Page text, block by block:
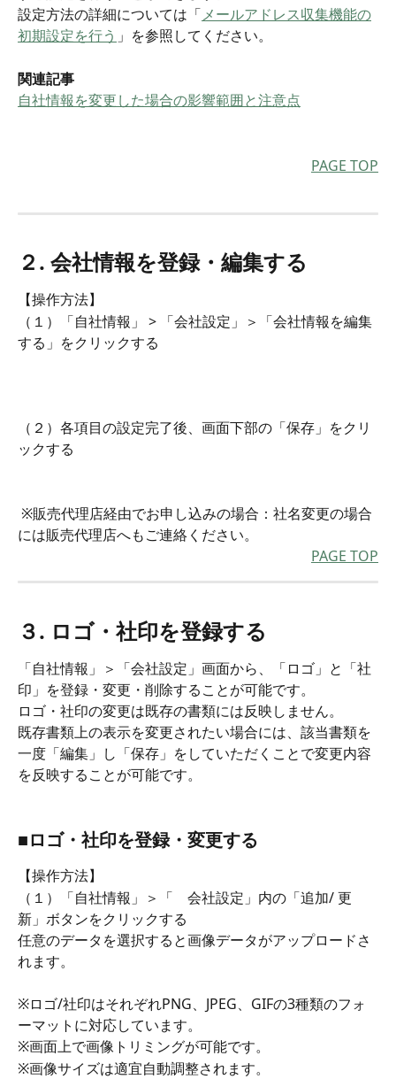
設定方法の詳細については「メールアドレス収集機能の
初期設定を行う 」を参照してください。
関連記事
自社情報を変更した場合の影響範囲と注意点
PAGE TOP
２. 会社情報を登録・編集する
【操作方法】
（１）「自社情報」 > 「会社設定」＞「会社情報を編集
する」をクリックする
（２）各項目の設定完了後、画面下部の「保存」をクリ
ックする
には販売代理店へもご連絡ください。
PAGE TOP
３. ロゴ・社印を登録する
「自社情報」＞「会社設定」画面から、「ロゴ」と「社
印」を登録・変更・削除することが可能です。
ロゴ・社印の変更は既存の書類には反映しません。
既存書類上の表示を変更されたい場合には、該当書類を
一度「編集」し「保存」をしていただくことで変更内容
を反映することが可能です。
■ロゴ・社印を登録・変更する
【操作方法】
（１）「自社情報」＞「　会社設定」内の「追加/ 更
新」ボタンをクリックする
任意のデータを選択すると画像データがアップロードさ
れます。
※ロゴ/社印はそれぞれPNG、JPEG、GIFの3種類のフォ
ーマットに対応しています。
※画面上で画像トリミングが可能です。
※画像サイズは適宜自動調整されます。